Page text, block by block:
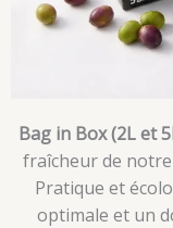
Bag in Box (2L et
fraîcheur de notre
Pratique et
optimale et un